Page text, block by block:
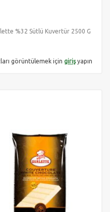
%32 Sütlü Kuvertür 2500 G
görüntülemek için girişyapın